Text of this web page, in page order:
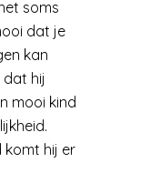
soms
dat je
kan
dat hij
mooi kind
komt hij er